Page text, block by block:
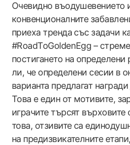
Очевидно въодушевението
конвенционалните
приеха тренда със задачи
#RoadToGoldenEgg –
постигането на определени
ли, че определени сесии в
варианта предлагат
Това е един от мотивите,
играчите търсят
това, отзивите са
на предизвикателните